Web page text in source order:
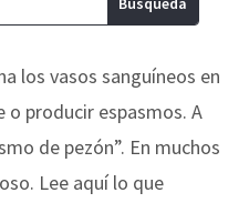
los vasos sanguíneos en
o producir espasmos. A
de pezón”. En muchos
Lee aquí lo que